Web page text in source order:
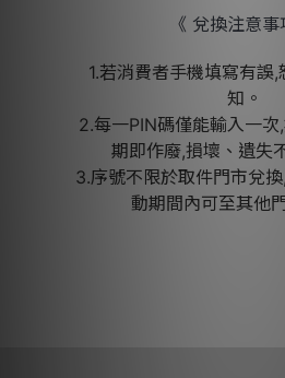
《 兌換注意事
1.若消費者手機填寫有誤
知。
2.每一PIN碼僅能輸入一
期即作廢,損壞、遺失
3.序號不限於取件門市兌
動期間內可至其他